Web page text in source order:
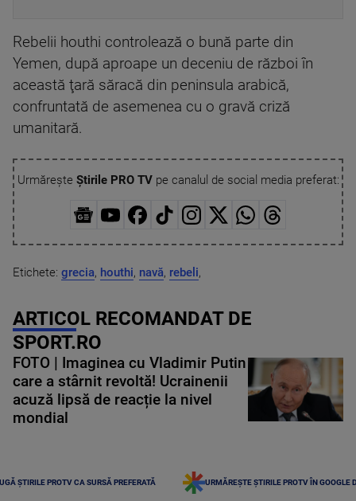
Rebelii houthi controlează o bună parte din
Yemen, după aproape un deceniu de război în
această ţară săracă din peninsula arabică,
confruntată de asemenea cu o gravă criză
umanitară.
Urmărește Știrile PRO TVpe canalul de social media preferat:
Etichete: grecia, houthi, navă, rebeli,
ARTICOL RECOMANDAT DE
SPORT.RO
FOTO | Imaginea cu Vladimir Putin
care a stârnit revoltă! Ucrainenii
acuză lipsă de reacție la nivel
mondial
ȘTIRILE PROTV CA SURSĂ PREFERATĂ URMĂREȘTE ȘTIRILE PROTV ÎN GOOGLE